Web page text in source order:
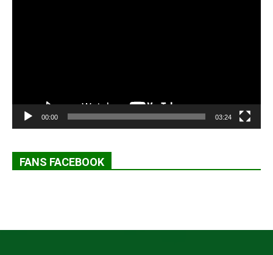
00:00 03:24
FANS FACEBOOK